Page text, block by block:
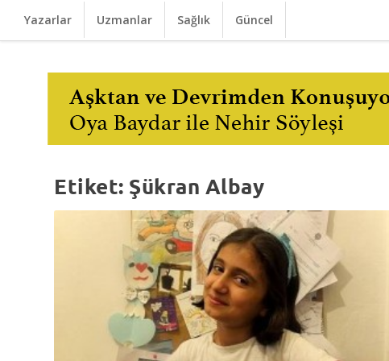
Yazarlar Uzmanlar Sağlık Güncel
Etiket: Şükran Albay